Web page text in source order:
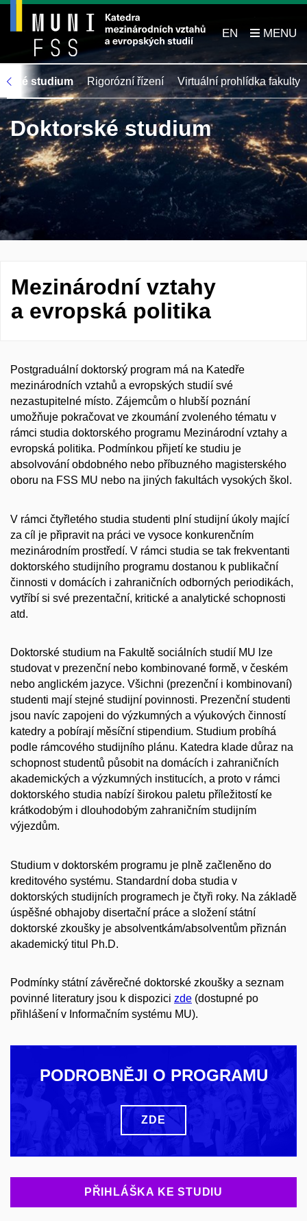
EN
studium Rigorózní řízení Virtuální prohlídka fakulty
Doktorské studium
Mezinárodní vztahy
a evropská politika
Postgraduální doktorský program má na Katedře
mezinárodních vztahů a evropských studií své
nezastupitelné místo. Zájemcům o hlubší poznání
umožňuje pokračovat ve zkoumání zvoleného tématu v
rámci studia doktorského programu Mezinárodní vztahy a
evropská politika. Podmínkou přijetí ke studiu je
absolvování obdobného nebo příbuzného magisterského
oboru na FSS MU nebo na jiných fakultách vysokých škol.
V rámci čtyřletého studia studenti plní studijní úkoly mající
za cíl je připravit na práci ve vysoce konkurenčním
mezinárodním prostředí. V rámci studia se tak frekventanti
doktorského studijního programu dostanou k publikační
činnosti v domácích i zahraničních odborných periodikách,
vytříbí si své prezentační, kritické a analytické schopnosti
atd.
Doktorské studium na Fakultě sociálních studií MU lze
studovat v prezenční nebo kombinované formě, v českém
nebo anglickém jazyce. Všichni (prezenční i kombinovaní)
studenti mají stejné studijní povinnosti. Prezenční studenti
jsou navíc zapojeni do výzkumných a výukových činností
katedry a pobírají měsíční stipendium. Studium probíhá
podle rámcového studijního plánu. Katedra klade důraz na
schopnost studentů působit na domácích i zahraničních
akademických a výzkumných institucích, a proto v rámci
doktorského studia nabízí širokou paletu příležitostí ke
krátkodobým i dlouhodobým zahraničním studijním
výjezdům.
Studium v doktorském programu je plně začleněno do
kreditového systému. Standardní doba studia v
doktorských studijních programech je čtyři roky. Na základě
úspěšné obhajoby disertační práce a složení státní
doktorské zkoušky je absolventkám/absolventům přiznán
akademický titul Ph.D.
Podmínky státní závěrečné doktorské zkoušky a seznam
povinné literatury jsou k dispozici zde (dostupné po
přihlášení v Informačním systému MU).
PODROBNĚJI O PROGRAMU
ZDE
PŘIHLÁŠKA KE STUDIU